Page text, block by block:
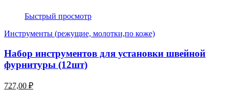
Быстрый просмотр
Инструменты (режущие, молотки,по коже)
Набор инструментов для установки швейной
фурнитуры (12шт)
727,00 ₽